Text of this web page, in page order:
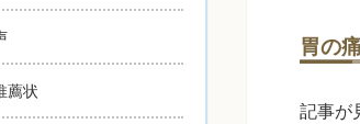
胃の
記事が
薦状